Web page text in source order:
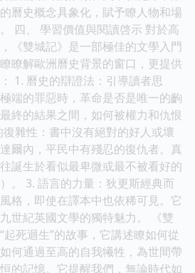
曆史概念具象化，賦予瞭人物和場
四、 學習價值與閱讀啓示 對於高
《雙城記》是一部極佳的文學入門
瞭解歐洲曆史背景的窗口，更提供
1. 曆史的辯證法：引導讀者思
端的罪惡時，革命是否是唯一的齣
終的結果之間，如何被權力和仇恨
復雜性：書中沒有絕對的好人或壞
爾內，平民中有殘忍的復仇者。真
誕生於看似最卑微或最不被看好的
。 3. 語言的力量：狄更斯經典而
格，即使在譯本中也依稀可見。它
世紀英國文學的獨特魅力。 《雙
死迴生”的故事，它講述瞭如何從
何通過至高的自我犧牲，為世間帶
的記憶。它提醒我們，無論時代如